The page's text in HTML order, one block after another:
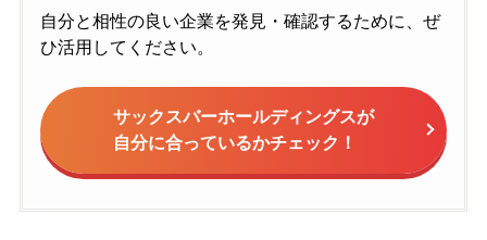
自分と相性の良い企業を発見・確認するために、ぜ
ひ活用してください。
サックスバーホールディングスが
自分に合っているかチェック！